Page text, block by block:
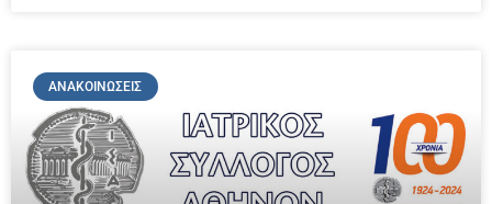
ΑΝΑΚΟΙΝΏΣΕΙΣ